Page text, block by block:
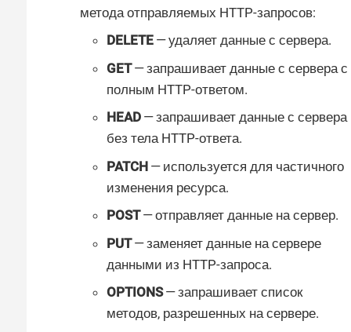
метода отправляемых HTTP-запросов:
DELETE — удаляет данные с сервера.
GET— запрашивает данные с сервера с
полным HTTP-ответом.
HEAD — запрашивает данные с сервера
без тела HTTP-ответа.
PATCH — используется для частичного
изменения ресурса.
POST— отправляет данные на сервер.
PUT— заменяет данные на сервере
данными из HTTP-запроса.
OPTIONS— запрашивает список
методов, разрешенных на сервере.